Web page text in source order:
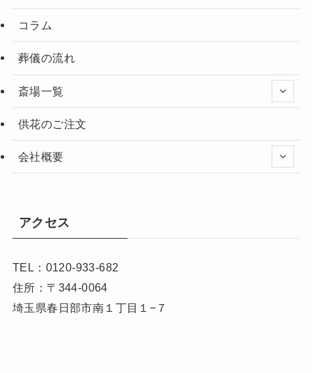
コラム
葬儀の流れ
斎場一覧
供花のご注文
会社概要
アクセス
TEL：0120-933-682
住所：〒344-0064
埼玉県春日部市南１丁目１−７